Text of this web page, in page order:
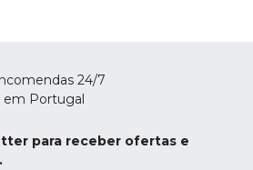
24/7
em Portugal
para receber ofertas e